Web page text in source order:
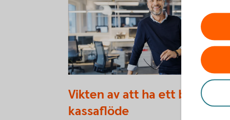
Vikten av att ha ett bra
kassaflöde